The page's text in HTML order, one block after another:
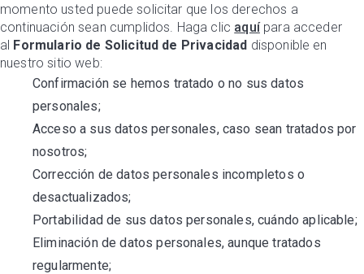
momento usted puede solicitar que los derechos a
continuación sean cumplidos. Haga clic aquípara acceder
al Formulario de Solicitud de Privacidad disponible en
nuestro sitio web:
Confirmación se hemos tratado o no sus datos
personales;
Acceso a sus datos personales, caso sean tratados por
nosotros;
Corrección de datos personales incompletos o
desactualizados;
Portabilidad de sus datos personales, cuándo aplicable;
Eliminación de datos personales, aunque tratados
regularmente;